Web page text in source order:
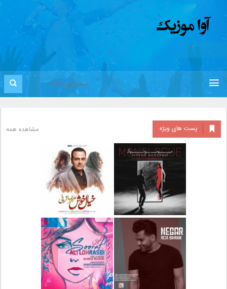
پست های ویژه مشاهده همه
دانلود آلبوم جدید سیروان
خسروی بنام مونولوگ
دانلود آهنگ جدید علیرضا
قربانی بنام خیال خوش